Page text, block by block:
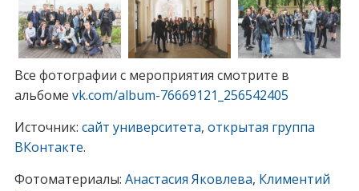
Все фотографии с мероприятия смотрите в
альбоме vk.com/album-76669121_256542405
Источник: сайт университета, открытая группа
ВКонтакте.
Фотоматериалы: Анастасия Яковлева, Климентий